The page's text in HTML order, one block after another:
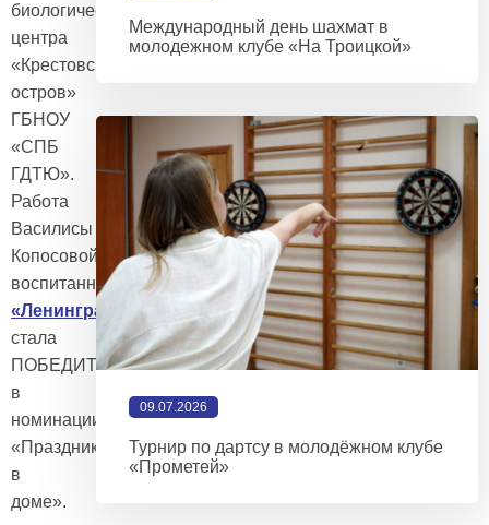
биологического
центра
«Крестовский
остров»
ГБНОУ
«СПБ
ГДТЮ».
Работа
Василисы
Копосовой,
воспитанницы
ПМК
«Ленинградец»
стала
ПОБЕДИТЕЛЕМ
в
номинации
«Праздник
в
доме».
Международный день шахмат в
молодежном клубе «На Троицкой»
09.07.2026
Турнир по дартсу в молодёжном клубе
«Прометей»